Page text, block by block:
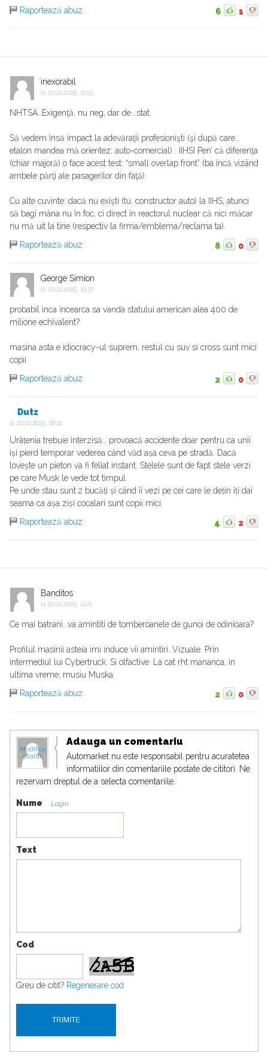
Raportează abuz
6 1
inexorabil
la 20.02.2025, 11:55
NHTSA…Exigenţă, nu neg, dar de...stat.
Să vedem însă impact la adevăraţii profesionişti (şi după care…
etalon mandea mă orientez; auto-comercial) : IIHS! Pen’ că diferenţa
(chiar majoră) o face acest test: “small overlap front” (ba încă vizând
ambele părţi ale pasagerilor din faţă).
Cu alte cuvinte: dacă nu exişti (tu, constructor auto) la IIHS, atunci
să bagi mâna nu în foc, ci direct în reactorul nuclear că nici măcar
nu mă uit la tine (respectiv la firma/emblema/reclama ta).
Raportează abuz
8 0
George Simion
la 20.02.2025, 16:37
probabil inca incearca sa vanda statului american alea 400 de
milione echivalent?
masina asta e idiocracy-ul suprem, restul cu suv si cross sunt mici
copii.
Raportează abuz
2 0
Dutz
la 20.02.2025, 18:12
Urâțenia trebuie interzisă… provoacă accidente doar pentru ca unii
își pierd temporar vederea când văd așa ceva pe stradă. Dacă
lovește un pieton va fi feliat instant. Stelele sunt de fapt stele verzi
pe care Musk le vede tot timpul.
Pe unde stau sunt 2 bucăți și când îi vezi pe cei care le dețin îți dai
seama ca așa ziși cocalari sunt copii mici.
Raportează abuz
4 2
Banditos
la 20.02.2025, 21:21
Ce mai batrani...va amintiti de tomberoanele de gunoi de odinioara?
Profilul masinii asteia imi induce vii amintiri. Vizuale. Prin
intermediul lui Cybertruck. Si olfactive. La cat rht mananca, in
ultima vreme, musiu Muska.
Raportează abuz
2 0
Modifica
avatar
Adauga un comentariu
Automarket nu este responsabil pentru acuratetea
informatiilor din comentariile postate de cititori. Ne
rezervam dreptul de a selecta comentariile.
Nume Login
Text
Cod
Greu de citit? Regenerare cod